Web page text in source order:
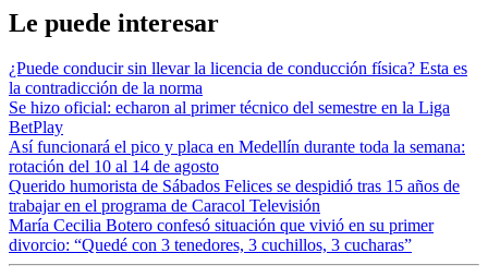
Le puede interesar
¿Puede conducir sin llevar la licencia de conducción física? Esta es
la contradicción de la norma
Se hizo oficial: echaron al primer técnico del semestre en la Liga
BetPlay
Así funcionará el pico y placa en Medellín durante toda la semana:
rotación del 10 al 14 de agosto
Querido humorista de Sábados Felices se despidió tras 15 años de
trabajar en el programa de Caracol Televisión
María Cecilia Botero confesó situación que vivió en su primer
divorcio: “Quedé con 3 tenedores, 3 cuchillos, 3 cucharas”